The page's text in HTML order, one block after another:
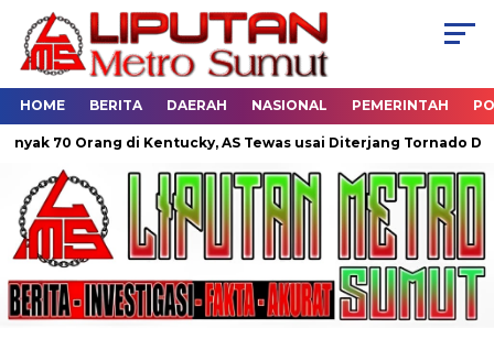
HOME BERITA DAERAH NASIONAL PEMERINTAH
di Kentucky, AS Tewas usai Diterjang Tornado Dahsyat Dua